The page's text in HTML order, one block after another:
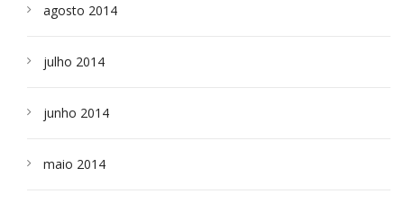
agosto 2014
julho 2014
junho 2014
maio 2014